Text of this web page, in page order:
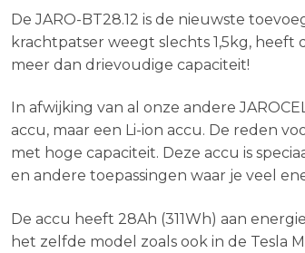
De JARO-BT28.12 is de nieuwste
krachtpatser weegt slechts 1,5kg, heeft
meer dan drievoudige capaciteit!
In afwijking van al onze andere
accu, maar een Li-ion accu. De reden
met hoge capaciteit. Deze accu is
en andere toepassingen waar je veel
De accu heeft 28Ah (311Wh) aan
het zelfde model zoals ook in de Tesla